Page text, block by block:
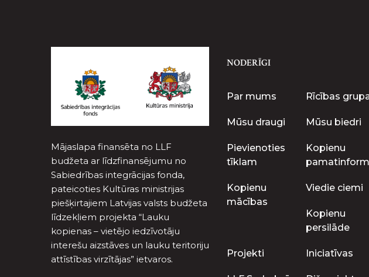
Mājaslapa finansēta no LLF
budžeta ar līdzfinansējumu no
Sabiedrības integrācijas fonda,
pateicoties Kultūras ministrijas
piešķirtajiem Latvijas valsts budžeta
līdzekļiem projekta “Lauku
kopienas – vietējo iedzīvotāju
interešu aizstāves un lauku teritoriju
attīstības virzītājas” ietvaros.
NODERĪGI
Par mums Rīcības
Mūsu draugi Mūsu biedri
Pievienoties
tīklam
Kopienu
Kopienu
mācības
Viedie ciemi
Kopienu
persilāde
Projekti Iniciatīvas